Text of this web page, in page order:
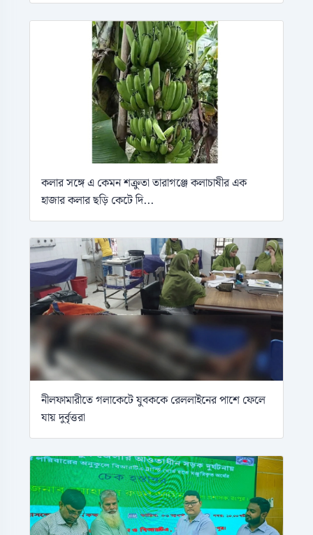
কলার সঙ্গে এ কেমন শক্রুতা তারাগঞ্জে কলাচাষীর এক
হাজার কলার ছড়ি কেটে দি...
নীলফামারীতে গলাকেটে যুবককে রেললাইনের পাশে ফেলে
যায় দুর্বৃত্তরা